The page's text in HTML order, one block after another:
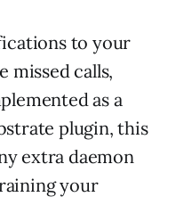
to your
missed calls,
as a
plugin, this
extra daemon
your